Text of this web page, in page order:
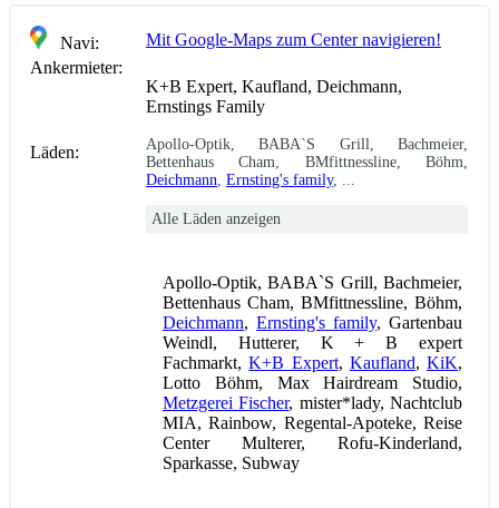
Navi:
Mit Google-Maps zum Center navigieren!
Ankermieter:
K+B Expert, Kaufland, Deichmann,
Ernstings Family
Läden:
Apollo-Optik, BABA`S Grill, Bachmeier,
Bettenhaus Cham, BMfittnessline, Böhm,
Deichmann Ernsting's family, ...
Alle Läden anzeigen
Apollo-Optik, BABA`S Grill, Bachmeier,
Bettenhaus Cham, BMfittnessline, Böhm,
Deichmann, Ernsting's family, Gartenbau
Weindl, Hutterer, K + B expert
Fachmarkt,K+B Expert, Kaufland, KiK,
Lotto Böhm, Max Hairdream Studio,
Metzgerei Fischer, mister*lady, Nachtclub
MIA, Rainbow, Regental-Apoteke, Reise
Center Multerer, Rofu-Kinderland,
Sparkasse, Subway